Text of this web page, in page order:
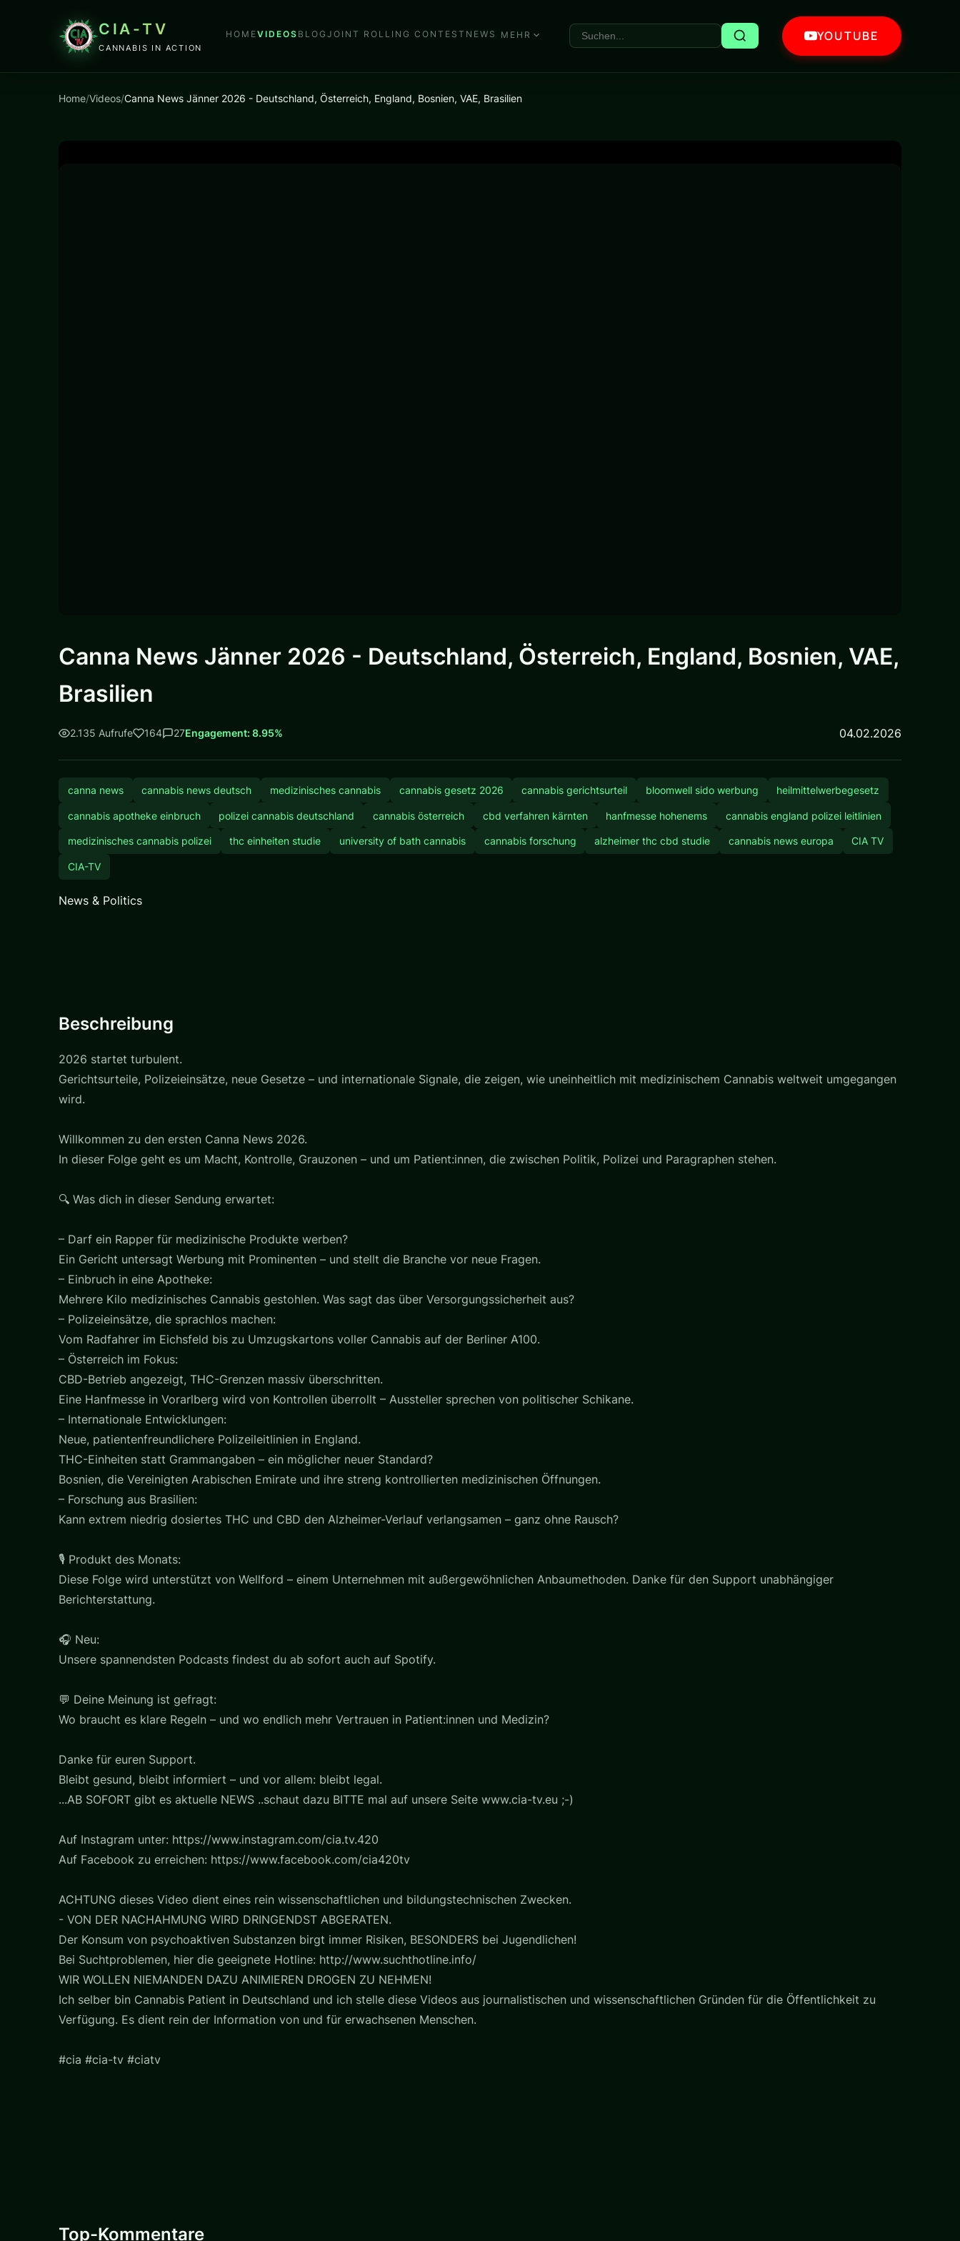
CIA-TV
CANNABIS IN ACTION
HOMEVIDEOS BLOGJOINT ROLLING CONTEST NEWS MEHR YOUTUBE
Home/Videos/Canna News Jänner 2026 - Deutschland, Österreich, England, Bosnien, VAE, Brasilien
Canna News Jänner 2026 - Deutschland, Österreich, England, Bosnien, VAE,
Brasilien
2.135 Aufrufe 164 27Engagement: 8.95% 04.02.2026
canna news cannabis news deutsch medizinisches cannabis cannabis gesetz 2026 cannabis gerichtsurteil bloomwell sido werbung heilmittelwerbegesetz
cannabis apotheke einbruch polizei cannabis deutschland cannabis österreich cbd verfahren kärnten hanfmesse hohenems cannabis england polizei leitlinien
medizinisches cannabis polizei thc einheiten studie university of bath cannabis cannabis forschung alzheimer thc cbd studie cannabis news europa CIA TV
CIA-TV
News & Politics
Beschreibung
2026 startet turbulent.
Gerichtsurteile, Polizeieinsätze, neue Gesetze – und internationale Signale, die zeigen, wie uneinheitlich mit medizinischem Cannabis weltweit umgegangen
wird.
Willkommen zu den ersten Canna News 2026.
In dieser Folge geht es um Macht, Kontrolle, Grauzonen – und um Patient:innen, die zwischen Politik, Polizei und Paragraphen stehen.
🔍 Was dich in dieser Sendung erwartet:
– Darf ein Rapper für medizinische Produkte werben?
Ein Gericht untersagt Werbung mit Prominenten – und stellt die Branche vor neue Fragen.
– Einbruch in eine Apotheke:
Mehrere Kilo medizinisches Cannabis gestohlen. Was sagt das über Versorgungssicherheit aus?
– Polizeieinsätze, die sprachlos machen:
Vom Radfahrer im Eichsfeld bis zu Umzugskartons voller Cannabis auf der Berliner A100.
– Österreich im Fokus:
CBD-Betrieb angezeigt, THC-Grenzen massiv überschritten.
Eine Hanfmesse in Vorarlberg wird von Kontrollen überrollt – Aussteller sprechen von politischer Schikane.
– Internationale Entwicklungen:
Neue, patientenfreundlichere Polizeileitlinien in England.
THC-Einheiten statt Grammangaben – ein möglicher neuer Standard?
Bosnien, die Vereinigten Arabischen Emirate und ihre streng kontrollierten medizinischen Öffnungen.
– Forschung aus Brasilien:
Kann extrem niedrig dosiertes THC und CBD den Alzheimer-Verlauf verlangsamen – ganz ohne Rausch?
🎙️ Produkt des Monats:
Diese Folge wird unterstützt von Wellford – einem Unternehmen mit außergewöhnlichen Anbaumethoden. Danke für den Support unabhängiger
Berichterstattung.
🎧 Neu:
Unsere spannendsten Podcasts findest du ab sofort auch auf Spotify.
💬 Deine Meinung ist gefragt:
Wo braucht es klare Regeln – und wo endlich mehr Vertrauen in Patient:innen und Medizin?
Danke für euren Support.
Bleibt gesund, bleibt informiert – und vor allem: bleibt legal.
...AB SOFORT gibt es aktuelle NEWS ..schaut dazu BITTE mal auf unsere Seite www.cia-tv.eu ;-)
Auf Instagram unter: https://www.instagram.com/cia.tv.420
Auf Facebook zu erreichen: https://www.facebook.com/cia420tv
ACHTUNG dieses Video dient eines rein wissenschaftlichen und bildungstechnischen Zwecken.
- VON DER NACHAHMUNG WIRD DRINGENDST ABGERATEN.
Der Konsum von psychoaktiven Substanzen birgt immer Risiken, BESONDERS bei Jugendlichen!
Bei Suchtproblemen, hier die geeignete Hotline: http://www.suchthotline.info/
WIR WOLLEN NIEMANDEN DAZU ANIMIEREN DROGEN ZU NEHMEN!
Ich selber bin Cannabis Patient in Deutschland und ich stelle diese Videos aus journalistischen und wissenschaftlichen Gründen für die Öffentlichkeit zu
Verfügung. Es dient rein der Information von und für erwachsenen Menschen.
#cia #cia-tv #ciatv
Top-Kommentare